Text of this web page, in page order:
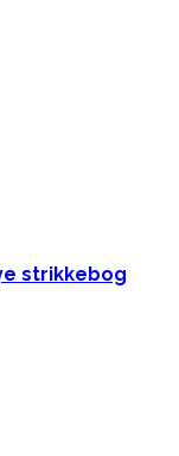
strikkebog